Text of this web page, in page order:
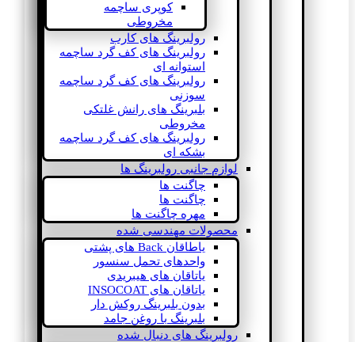
کوپری ساچمه
مخروطی
رولبرینگ های کارب
رولبرینگ های کف گرد ساچمه
استوانه ای
رولبرینگ های کف گرد ساچمه
سوزنی
بلبرینگ های رانش غلتکی
مخروطی
رولبرینگ های کف گرد ساچمه
بشکه ای
لوازم جانبی رولبرینگ ها
چاگنت ها
چاگنت ها
مهره چاگنت ها
محصولات مهندسی شده
یاطاقان Back های پشتی
واحدهای تحمل سنسور
یاتاقان های هیبریدی
یاتاقان های INSOCOAT
بدون بلبرینگ روکش دار
بلبرینگ با روغن جامد
رولبرینگ های دنبال شده